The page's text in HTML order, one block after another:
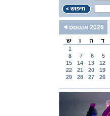
2026 אוגוסט
ד ה ו ש
1
5
6
7
8
12
13
14
15
19
20
21
22
26
27
28
29